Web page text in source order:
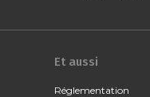
Et aussi
Réglementation